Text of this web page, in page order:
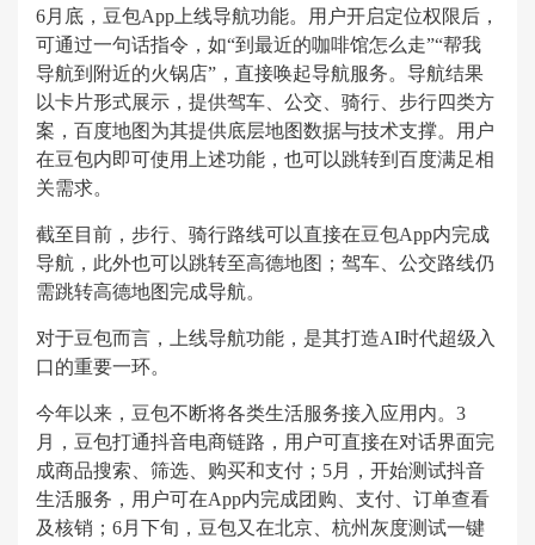
6月底，豆包App上线导航功能。用户开启定位权限后，
可通过一句话指令，如“到最近的咖啡馆怎么走”“帮我
导航到附近的火锅店”，直接唤起导航服务。导航结果
以卡片形式展示，提供驾车、公交、骑行、步行四类方
案，百度地图为其提供底层地图数据与技术支撑。用户
在豆包内即可使用上述功能，也可以跳转到百度满足相
关需求。
截至目前，步行、骑行路线可以直接在豆包App内完成
导航，此外也可以跳转至高德地图；驾车、公交路线仍
需跳转高德地图完成导航。
对于豆包而言，上线导航功能，是其打造AI时代超级入
口的重要一环。
今年以来，豆包不断将各类生活服务接入应用内。3
月，豆包打通抖音电商链路，用户可直接在对话界面完
成商品搜索、筛选、购买和支付；5月，开始测试抖音
生活服务，用户可在App内完成团购、支付、订单查看
及核销；6月下旬，豆包又在北京、杭州灰度测试一键